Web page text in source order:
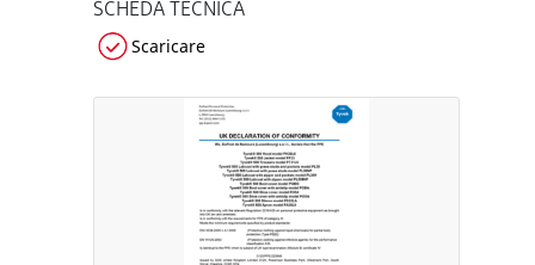
SCHEDA TECNICA
Scaricare